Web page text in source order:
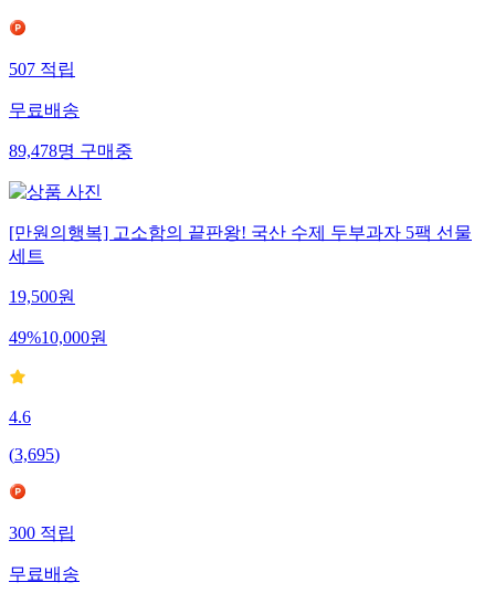
507적립
무료배송
89,478명구매중
[만원의행복] 고소함의 끝판왕! 국산 수제 두부과자 5팩 선물
세트
19,500원
49%10,000원
4.6
(3,695)
300적립
무료배송